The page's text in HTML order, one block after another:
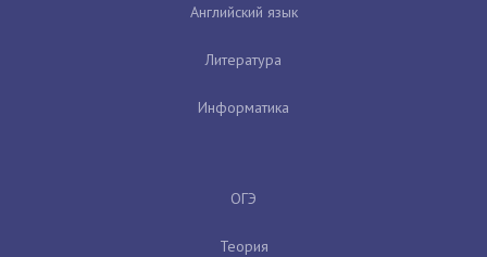
Английский язык
Литература
Информатика
ОГЭ
Теория